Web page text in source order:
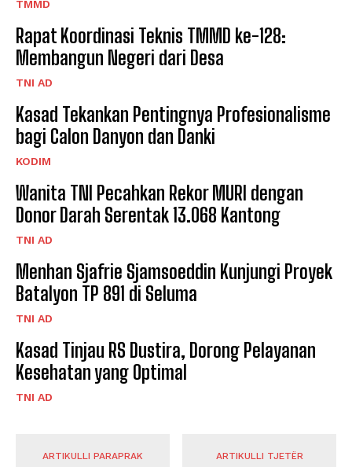
TMMD
Rapat Koordinasi Teknis TMMD ke-128:
Membangun Negeri dari Desa
TNI AD
Kasad Tekankan Pentingnya Profesionalisme
bagi Calon Danyon dan Danki
KODIM
Wanita TNI Pecahkan Rekor MURI dengan
Donor Darah Serentak 13.068 Kantong
TNI AD
Menhan Sjafrie Sjamsoeddin Kunjungi Proyek
Batalyon TP 891 di Seluma
TNI AD
Kasad Tinjau RS Dustira, Dorong Pelayanan
Kesehatan yang Optimal
TNI AD
ARTIKULLI PARAPRAK ARTIKULLI TJETËR